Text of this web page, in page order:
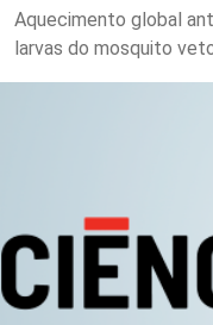
Aquecimento global
larvas do mosquito